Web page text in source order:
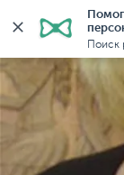
Поиск
Главная